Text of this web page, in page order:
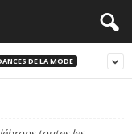
DE LA MODE